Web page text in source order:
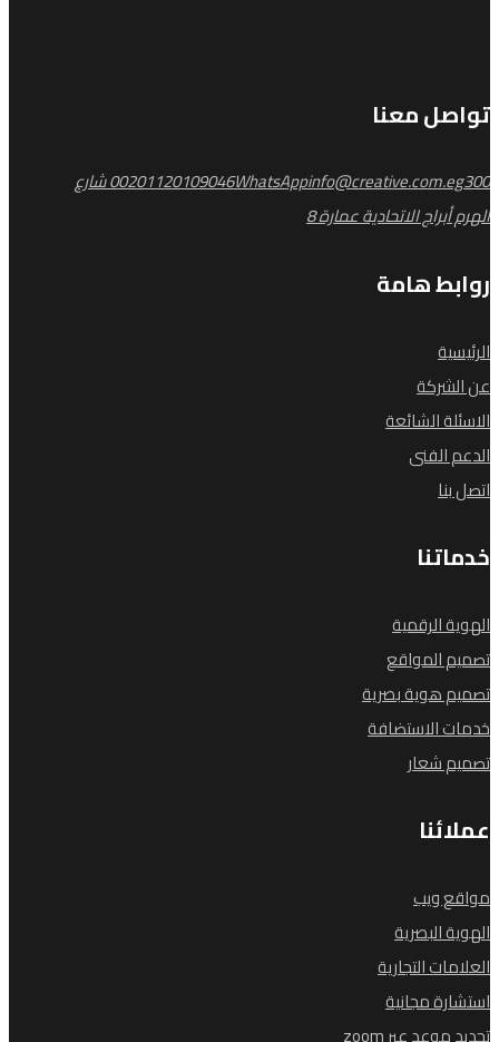
تواصل معنا
00201120109046WhatsAppinfo@creative.com.eg
300 شارع
الهرم أبراج الاتحادية عمارة 8
روابط هامة
الرئيسية
عن الشركة
الاسئلة الشائعة
الدعم الفنى
اتصل بنا
خدماتنا
الهوية الرقمية
تصميم المواقع
تصميم هوية بصرية
خدمات الاستضافة
تصميم شعار
عملائنا
مواقع ويب
الهوية البصرية
العلامات التجارية
استشارة مجانية